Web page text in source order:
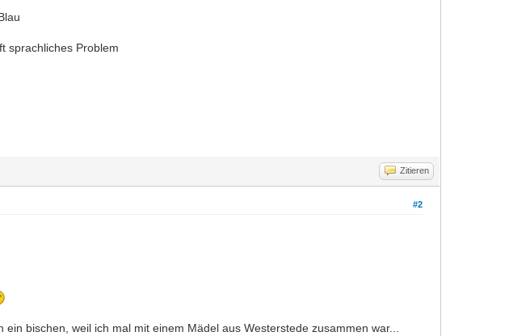
sprachliches Problem
Zitieren
#2
bischen, weil ich mal mit einem Mädel aus Westerstede zusammen war...